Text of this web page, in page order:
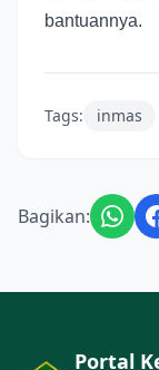
bantuannya.
Tags: inmas
Bagikan:
Portal